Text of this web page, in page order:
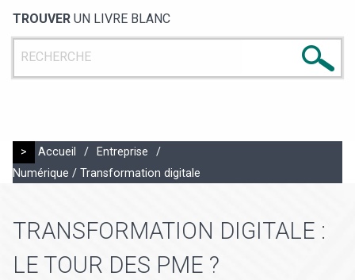
TROUVER UN LIVRE BLANC
> Accueil / Entreprise
/
Numérique / Transformation digitale
TRANSFORMATION DIGITALE :
LE TOUR DES PME ?